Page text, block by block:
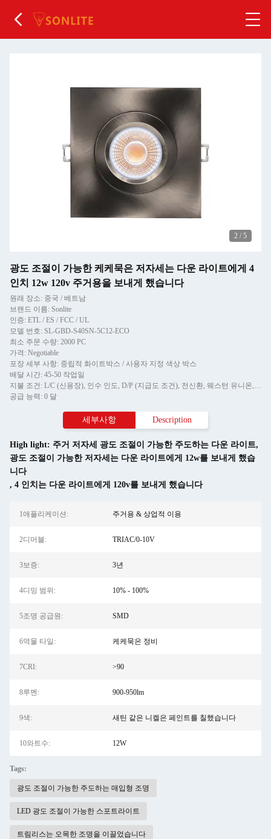
2 / 5
광도 조절이 가능한 케케묵은 저자세는 다운 라이트에게 4
인치 12w 120v 주거용을 보내게 했습니다
원래 장소: 중국 / 베트남
브랜드 이름: Sonlite
인증: ETL / ES / FCC / UL
모델 번호: SL-GBD-S40SN-5C12-ECO
최소 주문 수량: 2000 PC
가격: Negotiable
포장 세부 사항: 중립적 화이트박스 / 사용자 지정 색상 박스
배달 시간: 45-50 작업일
지불 조건: L/C (신용장), 인수 인도, D/P (지급도 조건), 전신환, 웨스턴 유니온, 머니그램
공급 능력: 0 달
세부사항 Description
High light: 주거 저자세 광도 조절이 가능한 주도하는 다운 라이트,
광도 조절이 가능한 저자세는 다운 라이트에게 12w를 보내게 했습
니다
, 4 인치는 다운 라이트에게 120v를 보내게 했습니다
1애플리케이션: 주거용 & 상업적 이용
2디머블: TRIAC/0-10V
3보증: 3년
4디밍 범위: 10% - 100%
5조명 공급원: SMD
6역물 타일: 케케묵은 정비
7CRI: >90
8루멘: 900-950lm
9색: 새틴 같은 니켈은 페인트를 칠했습니다
10와트수: 12W
Tags:
광도 조절이 가능한 주도하는 매입형 조명
LED 광도 조절이 가능한 스포트라이트
트림리스는 오목한 조명을 이끌었습니다